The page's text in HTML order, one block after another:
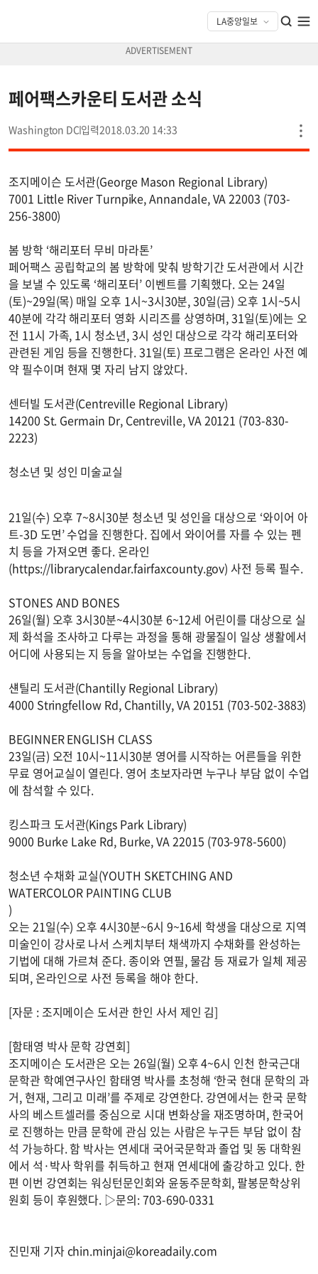
페어팩스카운티 도서관 소식
Washington DC 2018.03.20 14:33
조지메이슨 도서관(George Mason Regional Library)
7001 Little River Turnpike, Annandale, VA 22003 (703-
256-3800)
봄 방학 ‘해리포터 무비 마라톤’
페어팩스 공립학교의 봄 방학에 맞춰 방학기간 도서관에서 시간
을 보낼 수 있도록 ‘해리포터’ 이벤트를 기획했다. 오는 24일
(토)~29일(목) 매일 오후 1시~3시30분, 30일(금) 오후 1시~5시
40분에 각각 해리포터 영화 시리즈를 상영하며, 31일(토)에는 오
전 11시 가족, 1시 청소년, 3시 성인 대상으로 각각 해리포터와
관련된 게임 등을 진행한다. 31일(토) 프로그램은 온라인 사전 예
약 필수이며 현재 몇 자리 남지 않았다.
센터빌 도서관(Centreville Regional Library)
14200 St. Germain Dr, Centreville, VA 20121 (703-830-
2223)
청소년 및 성인 미술교실
21일(수) 오후 7~8시30분 청소년 및 성인을 대상으로 ‘와이어 아
트-3D 도면’ 수업을 진행한다. 집에서 와이어를 자를 수 있는 펜
치 등을 가져오면 좋다. 온라인
(https://librarycalendar.fairfaxcounty.gov) 사전 등록 필수.
STONES AND BONES
26일(월) 오후 3시30분~4시30분 6~12세 어린이를 대상으로 실
제 화석을 조사하고 다루는 과정을 통해 광물질이 일상 생활에서
어디에 사용되는 지 등을 알아보는 수업을 진행한다.
섄틸리 도서관(Chantilly Regional Library)
4000 Stringfellow Rd, Chantilly, VA 20151 (703-502-3883)
BEGINNER ENGLISH CLASS
23일(금) 오전 10시~11시30분 영어를 시작하는 어른들을 위한
무료 영어교실이 열린다. 영어 초보자라면 누구나 부담 없이 수업
에 참석할 수 있다.
킹스파크 도서관(Kings Park Library)
9000 Burke Lake Rd, Burke, VA 22015 (703-978-5600)
청소년 수채화 교실(YOUTH SKETCHING AND
WATERCOLOR PAINTING CLUB
)
오는 21일(수) 오후 4시30분~6시 9~16세 학생을 대상으로 지역
미술인이 강사로 나서 스케치부터 채색까지 수채화를 완성하는
기법에 대해 가르쳐 준다. 종이와 연필, 물감 등 재료가 일체 제공
되며, 온라인으로 사전 등록을 해야 한다.
[자문 : 조지메이슨 도서관 한인 사서 제인 김]
[함태영 박사 문학 강연회]
조지메이슨 도서관은 오는 26일(월) 오후 4~6시 인천 한국근대
문학관 학예연구사인 함태영 박사를 초청해 ‘한국 현대 문학의 과
거, 현재, 그리고 미래’를 주제로 강연한다. 강연에서는 한국 문학
사의 베스트셀러를 중심으로 시대 변화상을 재조명하며, 한국어
로 진행하는 만큼 문학에 관심 있는 사람은 누구든 부담 없이 참
석 가능하다. 함 박사는 연세대 국어국문학과 졸업 및 동 대학원
에서 석·박사 학위를 취득하고 현재 연세대에 출강하고 있다. 한
편 이번 강연회는 워싱턴문인회와 윤동주문학회, 팔봉문학상위
원회 등이 후원했다. ▷문의: 703-690-0331
진민재 기자chin.minjai@koreadaily.com